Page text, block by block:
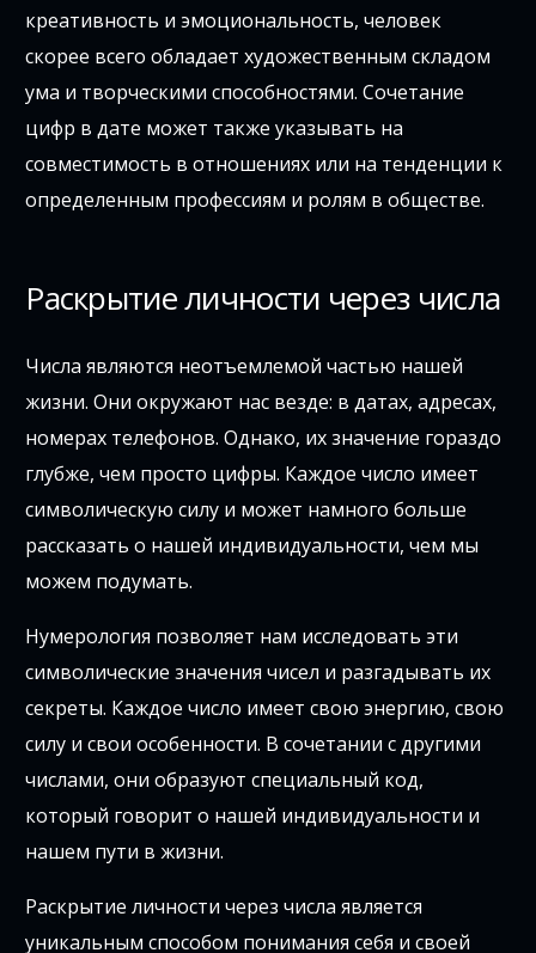
креативность и эмоциональность, человек
скорее всего обладает художественным складом
ума и творческими способностями. Сочетание
цифр в дате может также указывать на
совместимость в отношениях или на тенденции к
определенным профессиям и ролям в обществе.
Раскрытие личности через числа
Числа являются неотъемлемой частью нашей
жизни. Они окружают нас везде: в датах, адресах,
номерах телефонов. Однако, их значение гораздо
глубже, чем просто цифры. Каждое число имеет
символическую силу и может намного больше
рассказать о нашей индивидуальности, чем мы
можем подумать.
Нумерология позволяет нам исследовать эти
символические значения чисел и разгадывать их
секреты. Каждое число имеет свою энергию, свою
силу и свои особенности. В сочетании с другими
числами, они образуют специальный код,
который говорит о нашей индивидуальности и
нашем пути в жизни.
Раскрытие личности через числа является
уникальным способом понимания себя и своей